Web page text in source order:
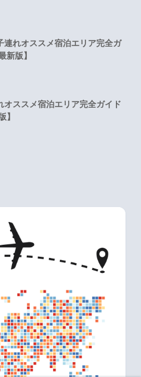
連れオススメ宿泊エリア完全ガ
新版】
オススメ宿泊エリア完全ガイド
】